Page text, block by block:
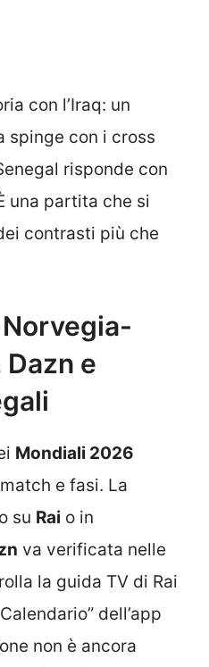
con l’Iraq: un
spinge con i cross
risponde con
una partita che si
contrasti più che
Dazn e
Mondiali 2026
e fasi. La
su Rai o in
va verificata nelle
la guida TV di Rai
dell’app
non è ancora